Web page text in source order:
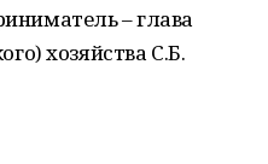
– глава
хозяйства С.Б.